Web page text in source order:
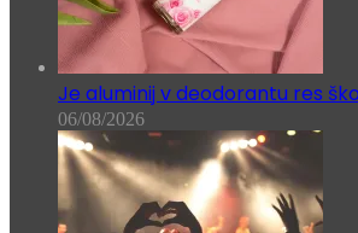
Je aluminij v deodorantu res
06/08/2026